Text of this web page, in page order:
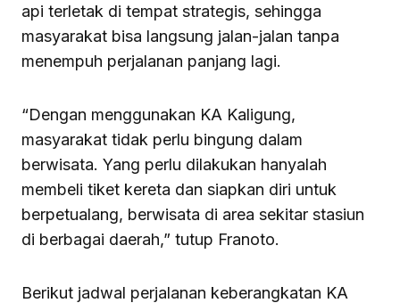
api terletak di tempat strategis, sehingga
masyarakat bisa langsung jalan-jalan tanpa
menempuh perjalanan panjang lagi.
“Dengan menggunakan KA Kaligung,
masyarakat tidak perlu bingung dalam
berwisata. Yang perlu dilakukan hanyalah
membeli tiket kereta dan siapkan diri untuk
berpetualang, berwisata di area sekitar stasiun
di berbagai daerah,” tutup Franoto.
Berikut jadwal perjalanan keberangkatan KA